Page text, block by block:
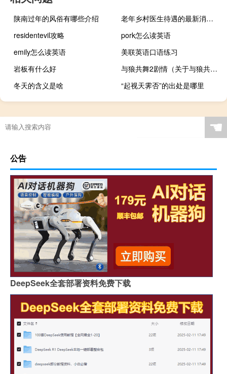
陕南过年的风俗有哪些介绍
老年乡村医生待遇的最新消息 乡村医生待遇最新消息
residentevil攻略
pork怎么读英语
emily怎么读英语
美联英语口语练习
岩板有什么好
与狼共舞2剧情（关于与狼共舞2剧情的介绍）
冬天的含义是啥
“起视天霁否”的出处是哪里
☚
公告
DeepSeek全套部署资料免费下载